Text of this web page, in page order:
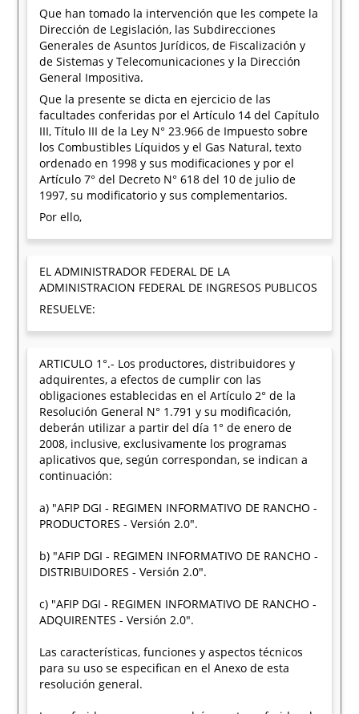
Que han tomado la intervención que les compete la
Dirección de Legislación, las Subdirecciones
Generales de Asuntos Jurídicos, de Fiscalización y
de Sistemas y Telecomunicaciones y la Dirección
General Impositiva.
Que la presente se dicta en ejercicio de las
facultades conferidas por el Artículo 14 del Capítulo
III, Título III de la Ley N° 23.966 de Impuesto sobre
los Combustibles Líquidos y el Gas Natural, texto
ordenado en 1998 y sus modificaciones y por el
Artículo 7° del Decreto N° 618 del 10 de julio de
1997, su modificatorio y sus complementarios.
Por ello,
EL ADMINISTRADOR FEDERAL DE LA
ADMINISTRACION FEDERAL DE INGRESOS PUBLICOS
RESUELVE:
ARTICULO 1°.- Los productores, distribuidores y
adquirentes, a efectos de cumplir con las
obligaciones establecidas en el Artículo 2° de la
Resolución General N° 1.791 y su modificación,
deberán utilizar a partir del día 1° de enero de
2008, inclusive, exclusivamente los programas
aplicativos que, según correspondan, se indican a
continuación:
a) "AFIP DGI - REGIMEN INFORMATIVO DE RANCHO -
PRODUCTORES - Versión 2.0".
b) "AFIP DGI - REGIMEN INFORMATIVO DE RANCHO -
DISTRIBUIDORES - Versión 2.0".
c) "AFIP DGI - REGIMEN INFORMATIVO DE RANCHO -
ADQUIRENTES - Versión 2.0".
Las características, funciones y aspectos técnicos
para su uso se especifican en el Anexo de esta
resolución general.